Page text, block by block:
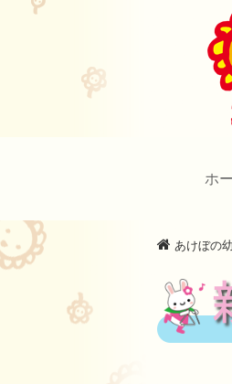
ホ
あけぼの